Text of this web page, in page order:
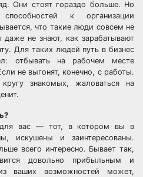
Они стоят гораздо больше. Но
к организации
что такие люди совсем не
не знают, как зарабатывают
Для таких людей путь в бизнес
отбывать на рабочем месте
не выгонят, конечно, с работы.
знакомых, жаловаться на
для вас — тот, в котором вы в
искушены и заинтересованы.
всего интересно. Бывает так,
довольно прибыльным и
ваших возможностей может,